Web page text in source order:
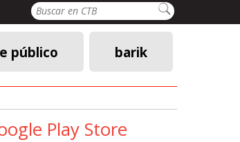
Buscar
público barik
Play Store